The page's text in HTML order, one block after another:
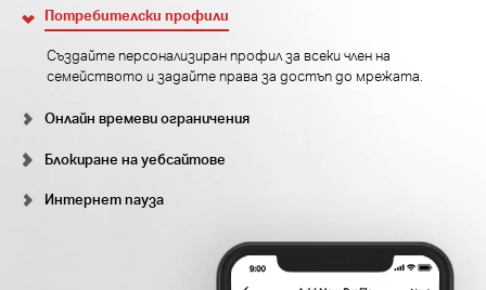
Потребителски профили
Създайте персонализиран профил за всеки член на
семейството и задайте права за достъп до мрежата.
Онлайн времеви ограничения
Блокиране на уебсайтове
Интернет пауза